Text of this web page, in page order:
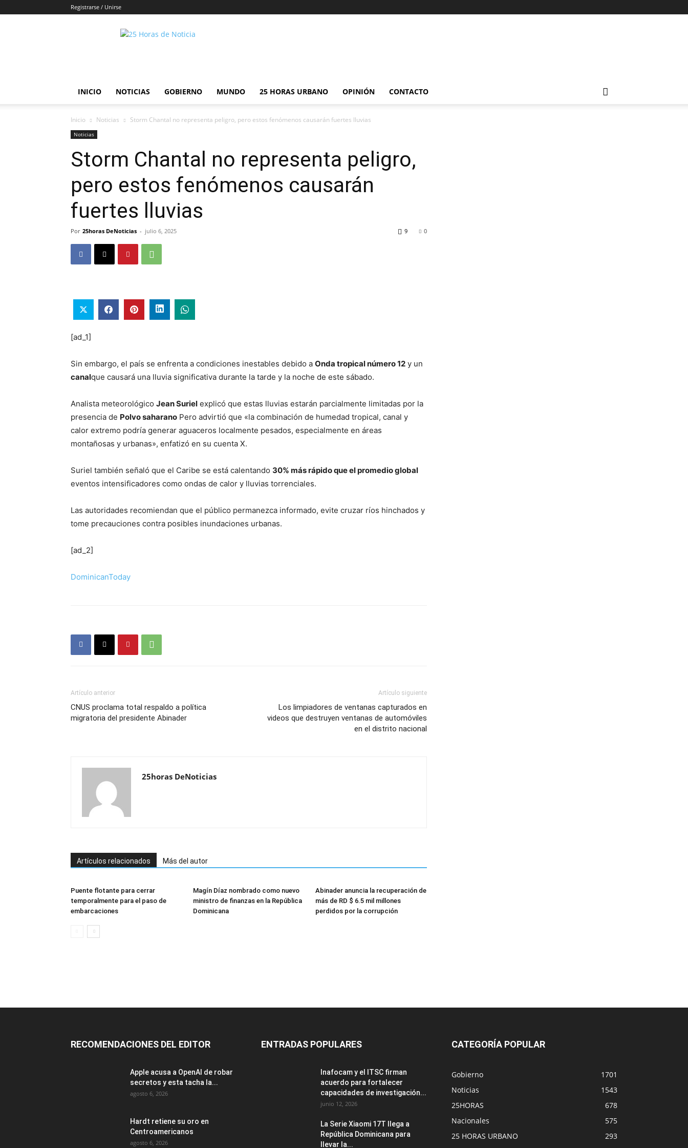
Registrarse / Unirse
25horasdenoticias
INICIO NOTICIAS GOBIERNO MUNDO 25 HORAS URBANO OPINIÓN CONTACTO
Inicio Noticias Storm Chantal no representa peligro, pero estos fenómenos causarán fuertes lluvias
Noticias
Storm Chantal no representa peligro,
pero estos fenómenos causarán
fuertes lluvias
Por 25horas DeNoticias - julio 6, 2025 0
9
[ad_1]
Sin embargo, el país se enfrenta a condiciones inestables debido a Onda tropical número 12 y un
canalque causará una lluvia significativa durante la tarde y la noche de este sábado.
Analista meteorológico Jean Suriel explicó que estas lluvias estarán parcialmente limitadas por la
presencia de Polvo saharano Pero advirtió que «la combinación de humedad tropical, canal y
calor extremo podría generar aguaceros localmente pesados, especialmente en áreas
montañosas y urbanas», enfatizó en su cuenta X.
Suriel también señaló que el Caribe se está calentando 30% más rápido que el promedio global
eventos intensificadores como ondas de calor y lluvias torrenciales.
Las autoridades recomiendan que el público permanezca informado, evite cruzar ríos hinchados y
tome precauciones contra posibles inundaciones urbanas.
[ad_2]
DominicanToday
Artículo anterior
CNUS proclama total respaldo a política
migratoria del presidente Abinader
Artículo siguiente
Los limpiadores de ventanas capturados en
videos que destruyen ventanas de automóviles
en el distrito nacional
25horas DeNoticias
Artículos relacionados Más del autor
Puente flotante para cerrar
temporalmente para el paso de
embarcaciones
Magín Díaz nombrado como nuevo
ministro de finanzas en la República
Dominicana
Abinader anuncia la recuperación de
más de RD $ 6.5 mil millones
perdidos por la corrupción
RECOMENDACIONES DEL EDITOR
Apple acusa a OpenAI de robar
secretos y esta tacha la...
agosto 6, 2026
Hardt retiene su oro en
Centroamericanos
agosto 6, 2026
ENTRADAS POPULARES
Inafocam y el ITSC firman
acuerdo para fortalecer
capacidades de investigación...
junio 12, 2026
La Serie Xiaomi 17T llega a
República Dominicana para
llevar la...
CATEGORÍA POPULAR
Gobierno
1701
Noticias
1543
25HORAS
678
Nacionales
575
25 HORAS URBANO
293